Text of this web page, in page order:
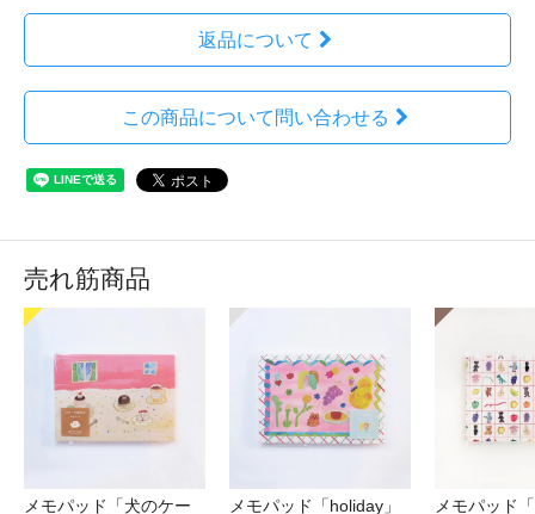
返品について
この商品について問い合わせる
売れ筋商品
メモパッド「犬のケー
メモパッド「holiday」
メモパッド